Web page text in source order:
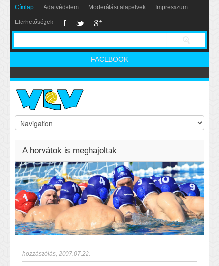
Címlap Adatvédelem Moderálási alapelvek Impresszum
Elérhetőségek
FACEBOOK
A horvátok is meghajoltak
hozzászólás 2007.07.22.